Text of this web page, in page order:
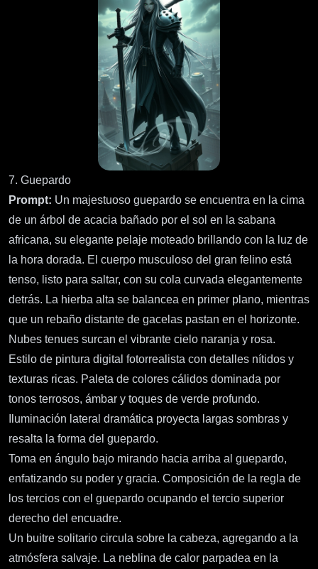
7. Guepardo
Prompt: Un majestuoso guepardo se encuentra en la cima
de un árbol de acacia bañado por el sol en la sabana
africana, su elegante pelaje moteado brillando con la luz de
la hora dorada. El cuerpo musculoso del gran felino está
tenso, listo para saltar, con su cola curvada elegantemente
detrás. La hierba alta se balancea en primer plano, mientras
que un rebaño distante de gacelas pastan en el horizonte.
Nubes tenues surcan el vibrante cielo naranja y rosa.
Estilo de pintura digital fotorrealista con detalles nítidos y
texturas ricas. Paleta de colores cálidos dominada por
tonos terrosos, ámbar y toques de verde profundo.
Iluminación lateral dramática proyecta largas sombras y
resalta la forma del guepardo.
Toma en ángulo bajo mirando hacia arriba al guepardo,
enfatizando su poder y gracia. Composición de la regla de
los tercios con el guepardo ocupando el tercio superior
derecho del encuadre.
Un buitre solitario circula sobre la cabeza, agregando a la
atmósfera salvaje. La neblina de calor parpadea en la